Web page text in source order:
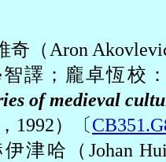
奇（ Aron
譯；龐卓恆校
of medieval
1992）〔
伊津哈（ Johan